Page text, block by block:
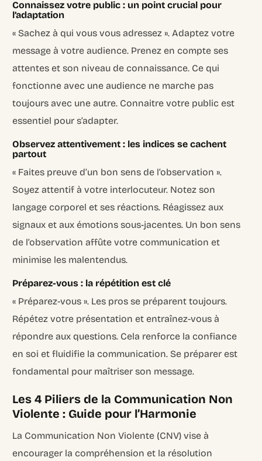
Connaissez votre public : un point crucial pour
l’adaptation
« Sachez à qui vous vous adressez ». Adaptez votre
message à votre audience. Prenez en compte ses
attentes et son niveau de connaissance. Ce qui
fonctionne avec une audience ne marche pas
toujours avec une autre. Connaitre votre public est
essentiel pour s’adapter.
Observez attentivement : les indices se cachent
partout
« Faites preuve d’un bon sens de l’observation ».
Soyez attentif à votre interlocuteur. Notez son
langage corporel et ses réactions. Réagissez aux
signaux et aux émotions sous-jacentes. Un bon sens
de l’observation affûte votre communication et
minimise les malentendus.
Préparez-vous : la répétition est clé
« Préparez-vous ». Les pros se préparent toujours.
Répétez votre présentation et entraînez-vous à
répondre aux questions. Cela renforce la confiance
en soi et fluidifie la communication. Se préparer est
fondamental pour maîtriser son message.
Les 4 Piliers de la Communication Non
Violente : Guide pour l’Harmonie
La Communication Non Violente (CNV) vise à
encourager la compréhension et la résolution